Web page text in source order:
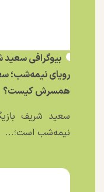
بیوگرافی سعید
رویای نیمه‌شب؛
همسرش کیست؟
سعید شریف
نیمه‌شب است؛...